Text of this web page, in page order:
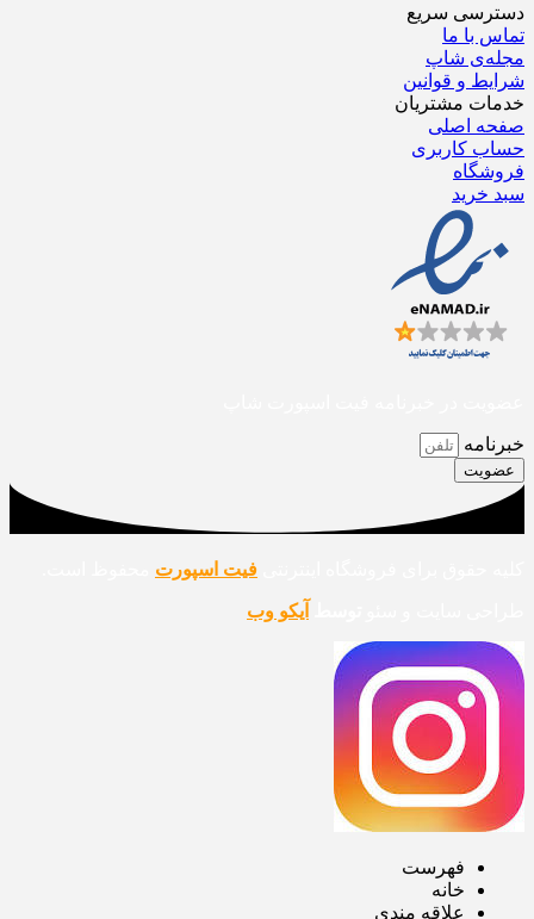
دسترسی سریع
تماس با ما
مجله‌ی شاپ
شرایط و قوانین
خدمات مشتریان
صفحه اصلی
حساب کاربری
فروشگاه
سبد خرید
خبرنامه
عضویت
فیت اسپورت
آیکو وب
فهرست
خانه
علاقه مندی